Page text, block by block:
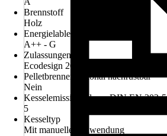
Brennstoff
Holz
Energielableart
A++ - G
Zulassungen
Ecodesign 2022
Pelletbrenner optional nachrüstbar
Nein
Kesselemissionsklasse DIN EN 303-5
5
Kesseltyp
Mit manueller Anwendung